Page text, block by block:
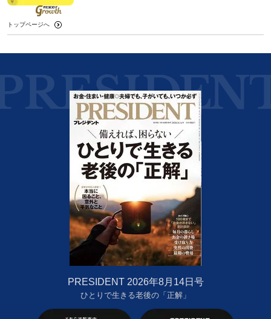
トップページへ
PRESIDENT 2026年8月14日号
ひとりで生きる老後の「正解」